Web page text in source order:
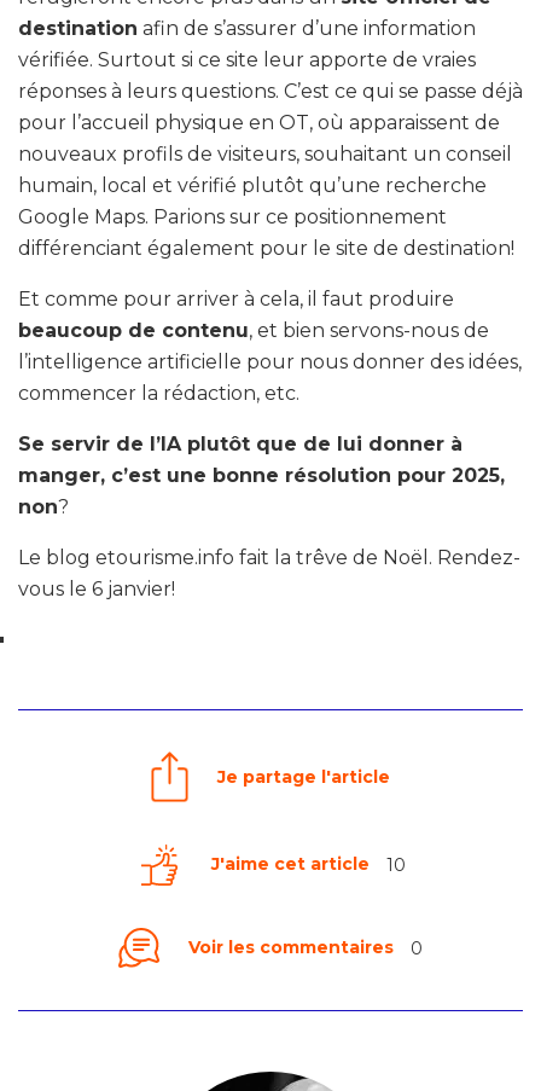
destination afin de s’assurer d’une information
vérifiée. Surtout si ce site leur apporte de vraies
réponses à leurs questions. C’est ce qui se passe déjà
pour l’accueil physique en OT, où apparaissent de
nouveaux profils de visiteurs, souhaitant un conseil
humain, local et vérifié plutôt qu’une recherche
Google Maps. Parions sur ce positionnement
différenciant également pour le site de destination!
Et comme pour arriver à cela, il faut produire
beaucoup de contenu, et bien servons-nous de
l’intelligence artificielle pour nous donner des idées,
commencer la rédaction, etc.
Se servir de l’IA plutôt que de lui donner à
manger, c’est une bonne résolution pour 2025,
non?
Le blog etourisme.info fait la trêve de Noël. Rendez-
vous le 6 janvier!
Je partage l'article
J'aime cet article 10
Voir les commentaires 0